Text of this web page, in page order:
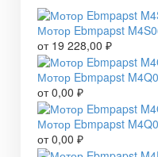
Мотор Ebmpapst
от 19 228,00 ₽
Мотор Ebmpapst
от0,00 ₽
Мотор Ebmpapst
от0,00 ₽